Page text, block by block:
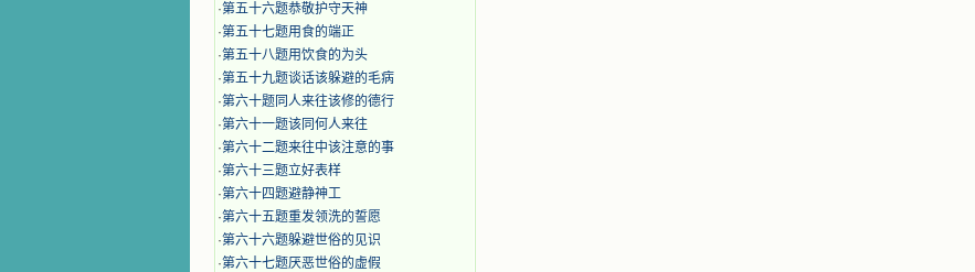
·第五十六题恭敬护守天神
·第五十七题用食的端正
·第五十八题用饮食的为头
·第五十九题谈话该躲避的毛病
·第六十题同人来往该修的德行
·第六十一题该同何人来往
·第六十二题来往中该注意的事
·第六十三题立好表样
·第六十四题避静神工
·第六十五题重发领洗的誓愿
·第六十六题躲避世俗的见识
·第六十七题厌恶世俗的虚假